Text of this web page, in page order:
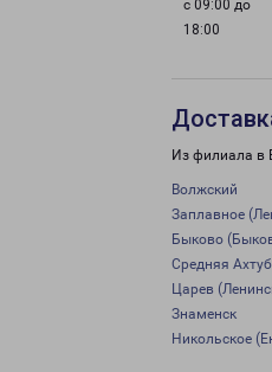
с 09:00 до
18:00
Из филиала в
Волжский
Заплавное
Быково
Средняя
Царев
Знаменск
Никольское